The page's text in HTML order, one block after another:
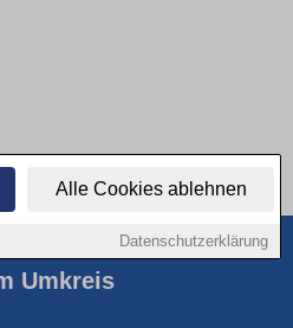
Alle Cookies ablehnen
Datenschutzerklärung
Umkreis